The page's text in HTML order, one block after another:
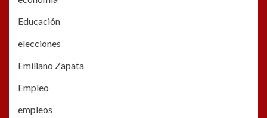
Educación
elecciones
Emiliano Zapata
Empleo
empleos